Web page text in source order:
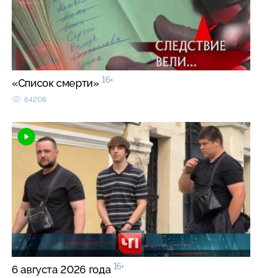
«Список смерти» 16+
84208
6 августа 2026 года 16+